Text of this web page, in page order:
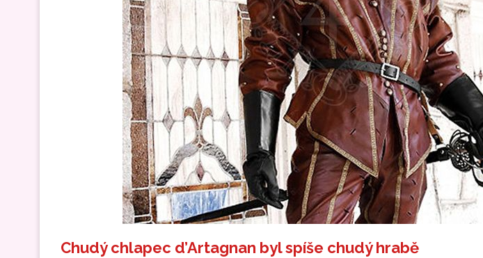
Chudý chlapec d’Artagnan byl spíše chudý hrabě